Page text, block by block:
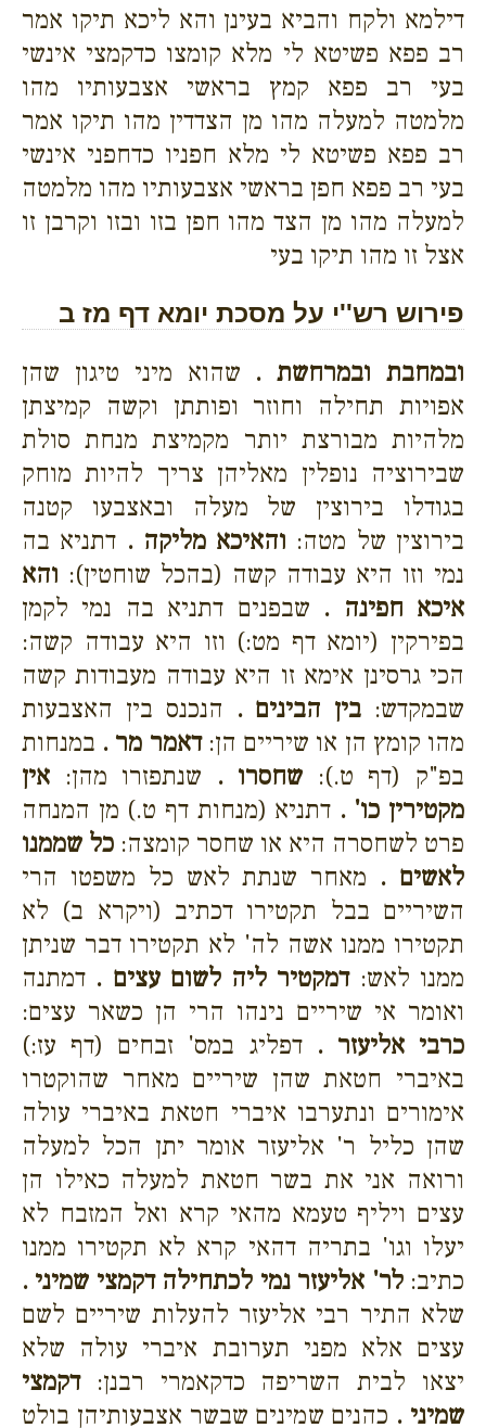
דילמא ולקח והביא בעינן והא ליכא תיקו אמר
רב פפא פשיטא לי מלא קומצו כדקמצי אינשי
בעי רב פפא קמץ בראשי אצבעותיו מהו
מלמטה למעלה מהו מן הצדדין מהו תיקו אמר
רב פפא פשיטא לי מלא חפניו כדחפני אינשי
בעי רב פפא חפן בראשי אצבעותיו מהו מלמטה
למעלה מהו מן הצד מהו חפן בזו ובזו וקרבן זו
אצל זו מהו תיקו בעי
פירוש רש''י על מסכת יומא דף מז ב
ובמחבת ובמרחשת . שהוא מיני טיגון שהן
אפויות תחילה וחוזר ופותתן וקשה קמיצתן
מלהיות מבורצת יותר מקמיצת מנחת סולת
שבירוציה נופלין מאליהן צריך להיות מוחק
בגודלו בירוצין של מעלה ובאצבעו קטנה
בירוצין של מטה: והאיכא מליקה . דתניא בה
נמי וזו היא עבודה קשה (בהכל שוחטין): והא
איכא חפינה . שבפנים דתניא בה נמי לקמן
בפירקין (יומא דף מט:) וזו היא עבודה קשה:
הכי גרסינן אימא זו היא עבודה מעבודות קשה
שבמקדש: בין הבינים . הנכנס בין האצבעות
מהו קומץ הן או שיריים הן:דאמר מר . במנחות
בפ"ק (דף ט.): שחסרו . שנתפזרו מהן: אין
מקטירין כו' . דתניא (מנחות דף ט.) מן המנחה
פרט לשחסרה היא או שחסר קומצה: כל שממנו
לאשים . מאחר שנתת לאש כל משפטו הרי
השיריים בבל תקטירו דכתיב (ויקרא ב) לא
תקטירו ממנו אשה לה' לא תקטירו דבר שניתן
ממנו לאש:דמקטיר ליה לשום עצים . דמתנה
ואומר אי שיריים נינהו הרי הן כשאר עצים:
כרבי אליעזר . דפליג במס' זבחים (דף עז:)
באיברי חטאת שהן שיריים מאחר שהוקטרו
אימורים ונתערבו איברי חטאת באיברי עולה
שהן כליל ר' אליעזר אומר יתן הכל למעלה
ורואה אני את בשר חטאת למעלה כאילו הן
עצים ויליף טעמא מהאי קרא ואל המזבח לא
יעלו וגו' בתריה דהאי קרא לא תקטירו ממנו
כתיב:לר' אליעזר נמי לכתחילה דקמצי שמיני .
שלא התיר רבי אליעזר להעלות שיריים לשם
עצים אלא מפני תערובת איברי עולה שלא
יצאו לבית השריפה כדקאמרי רבנן:דקמצי
שמיני . כהנים שמינים שבשר אצבעותיהן בולט